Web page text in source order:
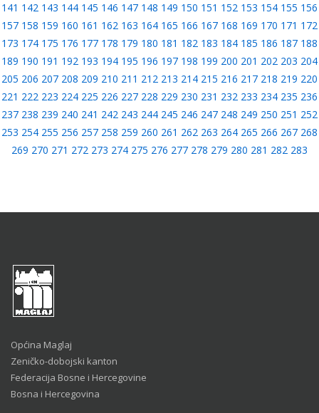
141 142 143 144 145 146 147 148 149 150 151 152 153 154 155 156
157 158 159 160 161 162 163 164 165 166 167 168 169 170 171 172
173 174 175 176 177 178 179 180 181 182 183 184 185 186 187 188
189 190 191 192 193 194 195 196 197 198 199 200 201 202 203 204
205 206 207 208 209 210 211 212 213 214 215 216 217 218 219 220
221 222 223 224 225 226 227 228 229 230 231 232 233 234 235 236
237 238 239 240 241 242 243 244 245 246 247 248 249 250 251 252
253 254 255 256 257 258 259 260 261 262 263 264 265 266 267 268
269 270 271 272 273 274 275 276 277 278 279 280 281 282 283
Općina Maglaj
Zeničko-dobojski kanton
Federacija Bosne i Hercegovine
Bosna i Hercegovina